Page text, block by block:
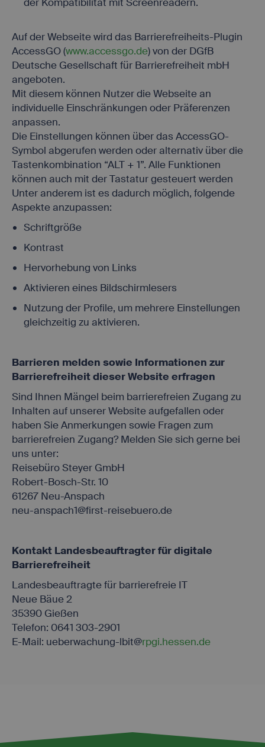
Auf der Webseite wird das Barrierefreiheits-Plugin
AccessGO (www.accessgo.de) von der DGfB
Deutsche Gesellschaft für Barrierefreiheit mbH
angeboten.
Mit diesem können Nutzer die Webseite an
individuelle Einschränkungen oder Präferenzen
anpassen.
Die Einstellungen können über das AccessGO-
Symbol abgerufen werden oder alternativ über die
Tastenkombination “ALT + 1”. Alle Funktionen
können auch mit der Tastatur gesteuert werden
Unter anderem ist es dadurch möglich, folgende
Aspekte anzupassen:
Schriftgröße
Kontrast
Hervorhebung von Links
Aktivieren eines Bildschirmlesers
Nutzung der Profile, um mehrere Einstellungen
gleichzeitig zu aktivieren.
Barrieren melden sowie Informationen zur
Barrierefreiheit dieser Website erfragen
Sind Ihnen Mängel beim barrierefreien Zugang zu
Inhalten auf unserer Website aufgefallen oder
haben Sie Anmerkungen sowie Fragen zum
barrierefreien Zugang? Melden Sie sich gerne bei
uns unter:
Reisebüro Steyer GmbH
Robert-Bosch-Str. 10
61267 Neu-Anspach
neu-anspach1@first-reisebuero.de
Kontakt Landesbeauftragter für digitale
Barrierefreiheit
Landesbeauftragte für barrierefreie IT
Neue Bäue 2
35390 Gießen
Telefon: 0641 303-2901
E-Mail: ueberwachung-lbit@rpgi.hessen.de